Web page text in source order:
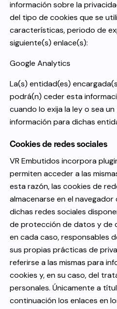
información sobre la
del tipo de cookies que se
características, periodo de
siguiente(s) enlace(s):
Google Analytics
La(s) entidad(es)
podrá(n) ceder esta
cuando lo exija la ley o sea
información para dichas
Cookies de redes sociales
VR Embutidos incorpora
permiten acceder a las
esta razón, las cookies de
almacenarse en el
dichas redes sociales
de protección de datos y de
en cada caso, responsables
sus propias prácticas de
referirse a las mismas para
cookies y, en su caso, del
personales. Únicamente a
continuación los enlaces en